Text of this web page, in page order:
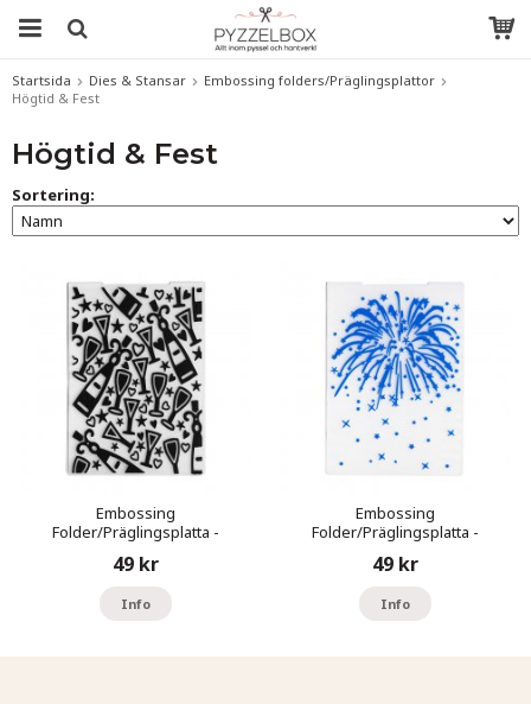
Startsida Dies & Stansar
Embossing folders/Präglingsplattor
Högtid & Fest
Högtid & Fest
Sortering:
Embossing
Folder/Präglingsplatta -
49 kr
Info
Embossing
Folder/Präglingsplatta -
49 kr
Info